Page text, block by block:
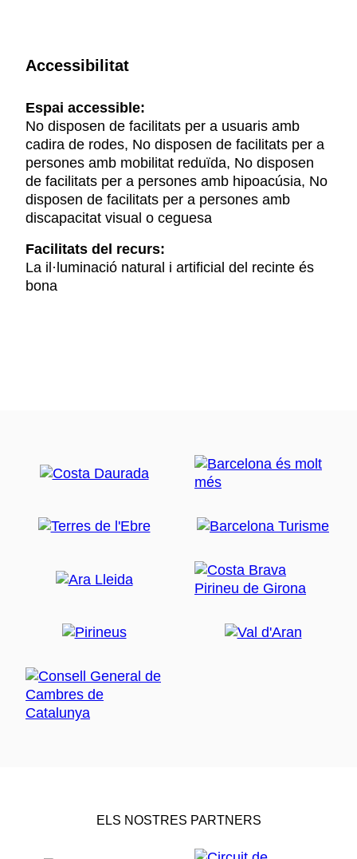
Accessibilitat
Espai accessible:
No disposen de facilitats per a usuaris amb
cadira de rodes, No disposen de facilitats per a
persones amb mobilitat reduïda, No disposen
de facilitats per a persones amb hipoacúsia, No
disposen de facilitats per a persones amb
discapacitat visual o ceguesa
Facilitats del recurs:
La il·luminació natural i artificial del recinte és
bona
ELS NOSTRES PARTNERS